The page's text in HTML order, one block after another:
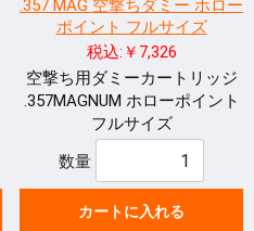
.357 MAG 空撃ちダミー ホロー
ポイント フルサイズ
税込:￥7,326
空撃ち用ダミーカートリッジ
.357MAGNUM ホローポイント
フルサイズ
数量
カートに入れる